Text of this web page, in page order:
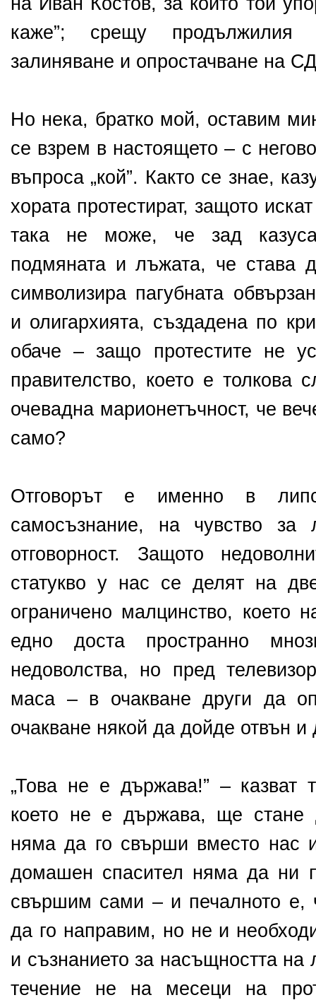
каже”; срещу продължилия
залиняване и опростачване на
Но нека, братко мой, оставим
се взрем в настоящето – с
въпроса „кой”. Както се знае,
хората протестират, защото
така не може, че зад казуса
подмяната и лъжата, че става
символизира пагубната
и олигархията, създадена по
обаче – защо протестите не
правителство, което е толкова
очевадна марионетъчност, че
само?
Отговорът е именно в
самосъзнание, на чувство за
отговорност. Защото
статукво у нас се делят на
ограничено малцинство, което
едно доста пространно
недоволства, но пред
маса – в очакване други да
очакване някой да дойде отвън и
„Това не е държава!” – казват
което не е държава, ще стане
няма да го свърши вместо нас
домашен спасител няма да ни
свършим сами – и печалното
да го направим, но не и
и съзнанието за насъщността на
течение не на месеци на